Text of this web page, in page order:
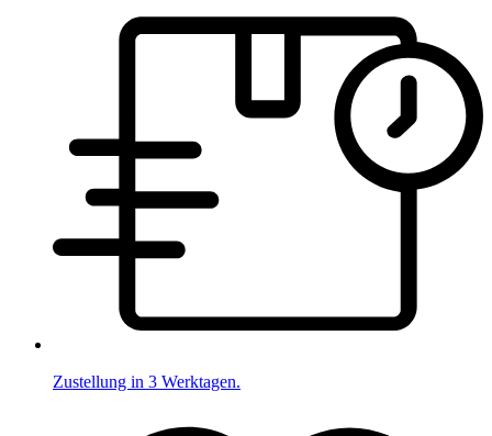
Zustellung in 3 Werktagen.